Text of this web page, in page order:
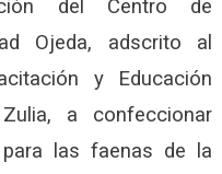
del Centro de
Ojeda, adscrito al
y Educación
a confeccionar
las faenas de la